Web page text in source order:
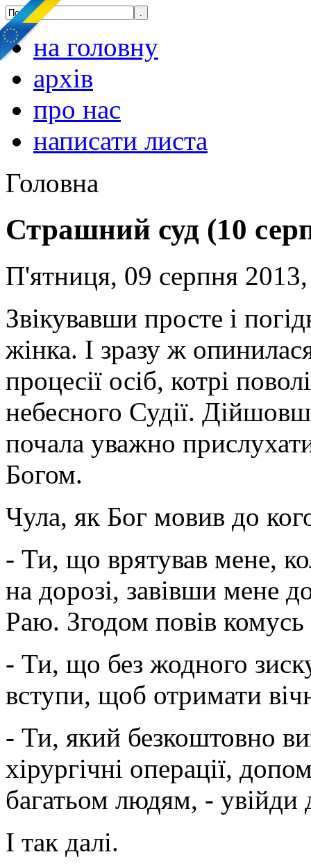
на головну
архів
про нас
написати листа
Головна
Страшний суд (10
П'ятниця, 09 серпня
Звікувавши просте і
жінка. І зразу ж
процесії осіб, котрі
небесного Судії.
почала уважно
Богом.
Чула, як Бог мовив до
- Ти, що врятував мене,
на дорозі, завівши мене
Раю. Згодом повів
- Ти, що без жодного
вступи, щоб отримати
- Ти, який безкоштовно
хірургічні операції,
багатьом людям, - увійди
І так далі.